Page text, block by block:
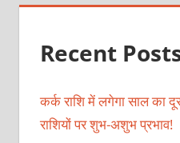
Recent
कर्क राशि में लगेगा साल का
राशियों पर शुभ-अशुभ प्रभाव!